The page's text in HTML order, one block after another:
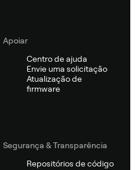
Apoiar
Centro de ajuda
Envie uma solicitação
Atualização de
firmware
Segurança & Transparência
Repositórios de código